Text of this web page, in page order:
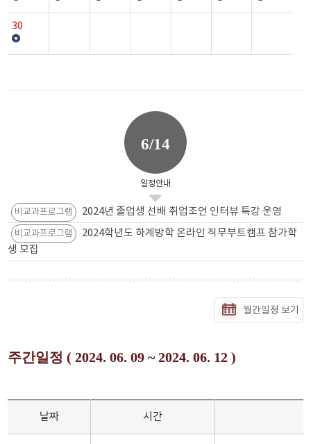
30
6/14
일정안내
비교과프로그램 2024년 졸업생 선배 취업조언 인터뷰 특강 운영
비교과프로그램
2024학년도 하계방학 온라인 직무부트캠프 참가학
생 모집
월간일정 보기
주간일정 ( 2024. 06. 09 ~ 2024. 06. 12 )
날짜 시간